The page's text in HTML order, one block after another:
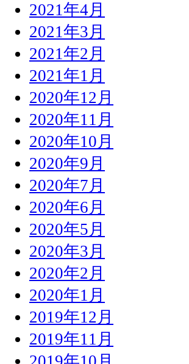
2021年4月
2021年3月
2021年2月
2021年1月
2020年12月
2020年11月
2020年10月
2020年9月
2020年7月
2020年6月
2020年5月
2020年3月
2020年2月
2020年1月
2019年12月
2019年11月